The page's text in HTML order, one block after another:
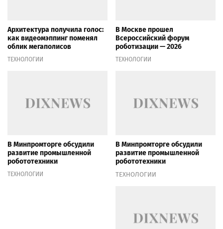
Архитектура получила голос:
как видеомэппинг поменял
облик мегаполисов
ТЕХНОЛОГИИ
В Москве прошел
Всероссийский форум
роботизации — 2026
ТЕХНОЛОГИИ
В Минпромторге обсудили
развитие промышленной
робототехники
ТЕХНОЛОГИИ
В Минпромторге обсудили
развитие промышленной
робототехники
ТЕХНОЛОГИИ